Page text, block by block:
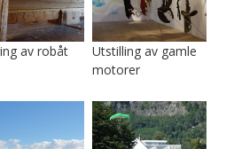
av robåt
Utstilling av gamle
motorer